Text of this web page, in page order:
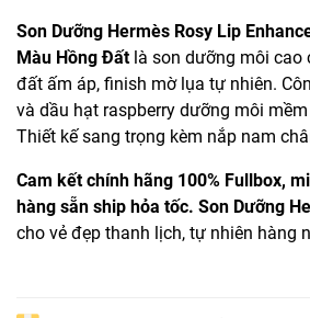
Son Dưỡng Hermès Rosy Lip
Màu Hồng Đấtlà son dưỡng môi cao
đất ấm áp, finish mờ lụa tự nhiên.
và dầu hạt raspberry dưỡng môi
Thiết kế sang trọng kèm nắp nam
Cam kết chính hãng 100% Fullbox,
hàng sẵn ship hỏa tốc. Son Dưỡng
cho vẻ đẹp thanh lịch, tự nhiên hàng